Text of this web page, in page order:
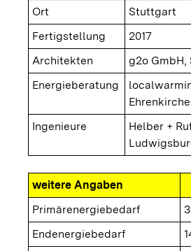
Ort
Stuttgart
Fertigstellung
2017
Architekten
g2o
Energieberatung
Ingenieure
Helber +
weitere Angaben
Primärenergiebedarf
Endenergiebedarf